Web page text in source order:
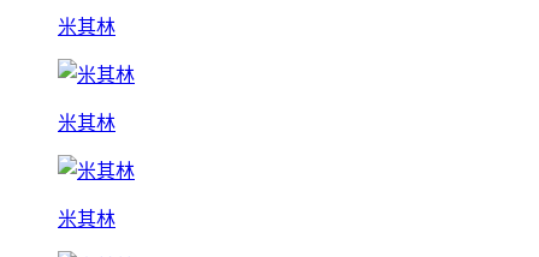
米其林
米其林
米其林